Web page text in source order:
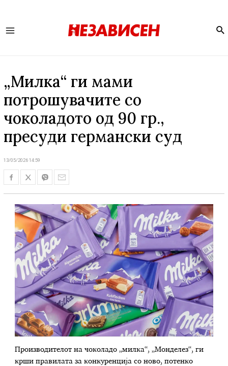
„Милка“ ги мами
потрошувачите со
чоколадото од 90 гр.,
пресуди германски суд
13/05/2026 14:59
Производителот на чоколадо „милка“, „Монделез“, ги
крши правилата за конкуренција со ново, потенко